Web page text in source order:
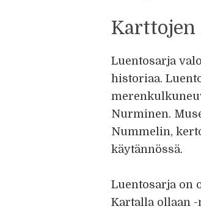
Karttojen
Luentosarja
historiaa.
Nurminen.
Nummelin,
käytännössä.
Luentosarja on
Kartalla ollaan -